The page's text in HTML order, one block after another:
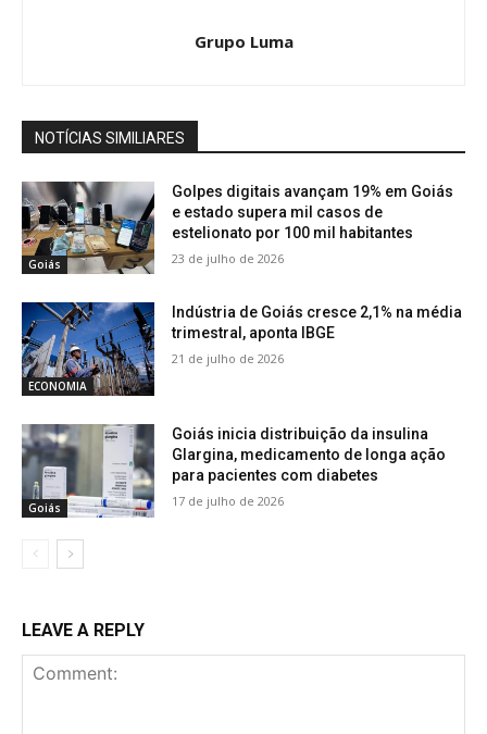
Grupo Luma
NOTÍCIAS SIMILIARES
Goiás
Golpes digitais avançam 19% em Goiás
e estado supera mil casos de
estelionato por 100 mil habitantes
23 de julho de 2026
ECONOMIA
Indústria de Goiás cresce 2,1% na média
trimestral, aponta IBGE
21 de julho de 2026
Goiás
Goiás inicia distribuição da insulina
Glargina, medicamento de longa ação
para pacientes com diabetes
17 de julho de 2026
LEAVE A REPLY